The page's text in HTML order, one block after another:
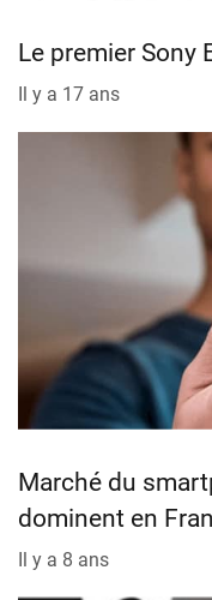
Le premier Sony
Il y a 17 ans
Marché du
dominent en
Il y a 8 ans